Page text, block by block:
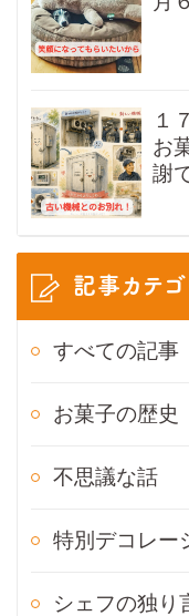
１
お
謝
記事カテゴ
すべての記事
お菓子の歴史
不思議な話
特別デコレー
シェフの独り